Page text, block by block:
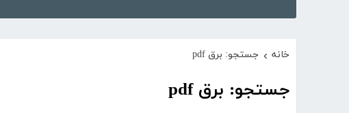
خانه › جستجو: برق pdf
جستجو: برق pdf